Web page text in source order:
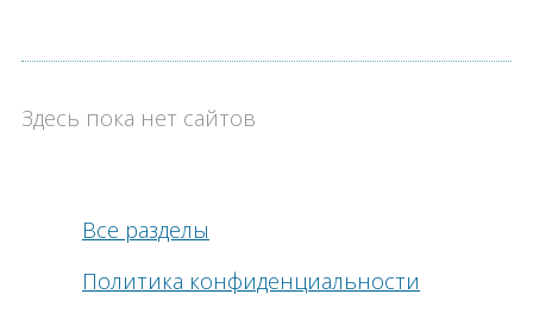
Здесь пока нет сайтов
Все разделы
Политика конфиденциальности